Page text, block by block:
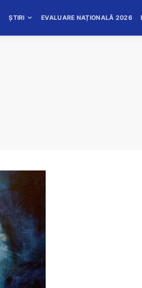
ȘTIRI EVALUARE NAȚIONALĂ 2026